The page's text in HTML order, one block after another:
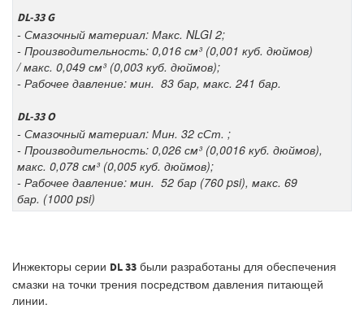
DL-33 G
- Смазочный материал: Макс. NLGI 2;
- Производительность: 0,016 см³ (0,001 куб. дюймов)
/ макс. 0,049 см³ (0,003 куб. дюймов);
- Рабочее давление: мин. 83 бар, макс. 241 бар.
DL-33 O
- Смазочный материал: Мин. 32 сСт. ;
- Производительность: 0,026 см³ (0,0016 куб. дюймов),
макс. 0,078 см³ (0,005 куб. дюймов);
- Рабочее давление: мин. 52 бар (760 psi), макс. 69
бар. (1000 psi)
Инжекторы серии DL 33 были разработаны для обеспечения
смазки на точки трения посредством давления питающей
линии.